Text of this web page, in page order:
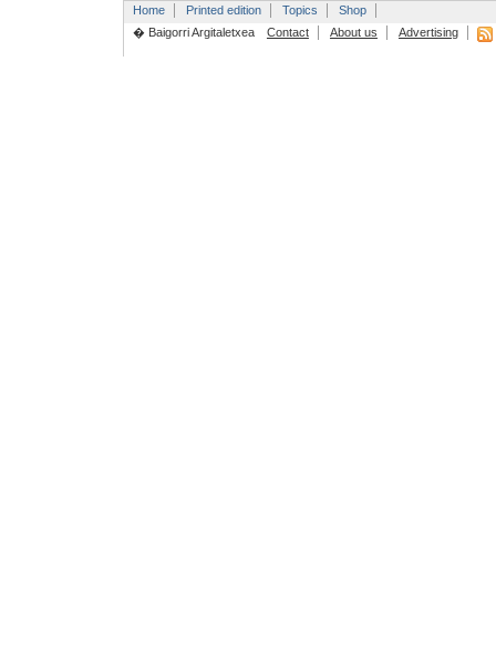
Home Printed edition Topics
Shop
� Baigorri Argitaletxea
Contact About us Advertising